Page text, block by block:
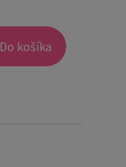
Do košíka